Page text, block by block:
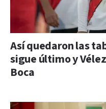
Así quedaron las
sigue último y
Boca